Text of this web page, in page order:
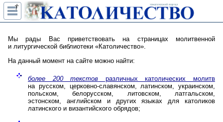
Мы рады Вас приветствовать на страницах молитвенной
и литургической библиотеки «Католичество».
На данный момент на сайте можно найти:
более 200 текстов различных католических молитв
на русском, церковно-славянском, латинском, украинском,
польском, белорусском, литовском, латгальском,
эстонском, английском и других языках для католиков
латинского и византийского обрядов;
Главная страница
†